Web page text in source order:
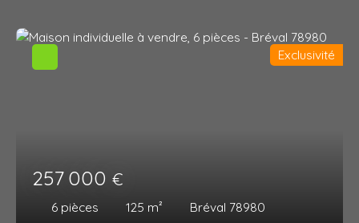
257 000 €
6 pièces 125 m² Bréval 78980
Exclusivité